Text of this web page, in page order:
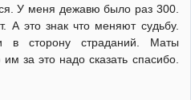
У меня дежавю было раз 300.
это знак что меняют судьбу.
в сторону страданий. Маты
за это надо сказать спасибо.